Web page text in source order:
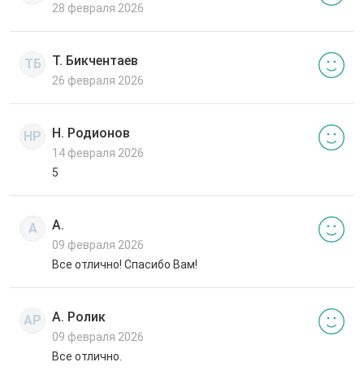
28 февраля 2026
ТБ Т. Бикчентаев
26 февраля 2026
НР Н. Родионов
14 февраля 2026
5
А А.
09 февраля 2026
Все отлично! Спасибо Вам!
АР А. Ролик
09 февраля 2026
Все отлично.